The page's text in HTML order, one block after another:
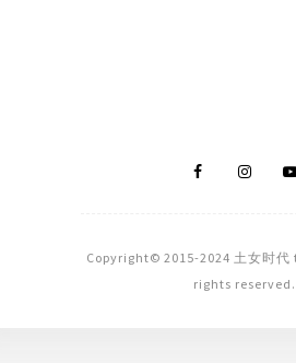
Copyright© 2015-2024 土女时
rights reserved.